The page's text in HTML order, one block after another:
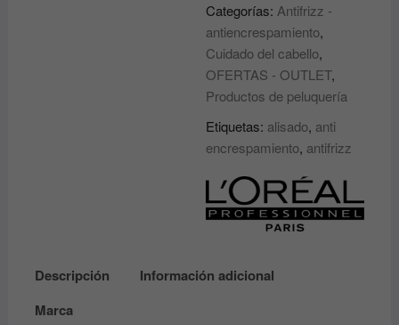
para
cabellos
rebeldes
encrespados
500ml
PROKERATIN
Liss
SERIE
EXPERT
Categorías: Antifrizz -
antiencrespamiento,
Cuidado del cabello,
OFERTAS - OUTLET,
Productos de peluquería
Etiquetas: alisado, anti
encrespamiento, antifrizz
Descripción
Información adicional
Marca